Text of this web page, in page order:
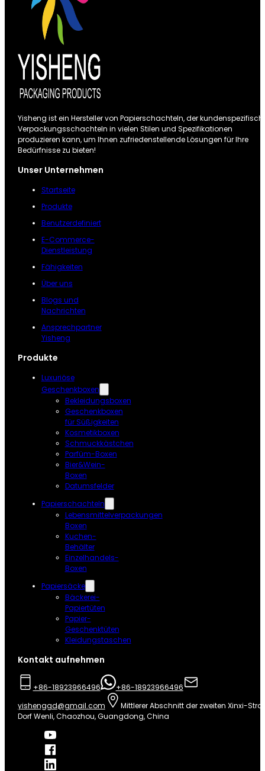
Yisheng ist ein Hersteller von Papierschachteln, der
Verpackungsschachteln in vielen Stilen und Spezifikationen
produzieren kann, um Ihnen zufriedenstellende Lösungen für Ihre
Bedürfnisse zu bieten!
Unser Unternehmen
Startseite
Produkte
Benutzerdefiniert
E-Commerce-
Dienstleistung
Fähigkeiten
Über uns
Blogs und
Nachrichten
Ansprechpartner
Yisheng
Produkte
Luxuriöse
Geschenkboxen
Bekleidungsboxen
Geschenkboxen
für Süßigkeiten
Kosmetikboxen
Schmuckkästchen
Parfüm-Boxen
Bier&Wein-
Boxen
Datumsfelder
Papierschachteln
Lebensmittelverpackungen
Boxen
Kuchen-
Behälter
Einzelhandels-
Boxen
Papiersäcke
Bäckerei-
Papiertüten
Papier-
Geschenktüten
Kleidungstaschen
Kontakt aufnehmen
+86-18923966496
+86-18923966496
yishenggd@gmail.com
Mittlerer Abschnitt der zweiten Xinxi-
Dorf Wenli, Chaozhou, Guangdong, China